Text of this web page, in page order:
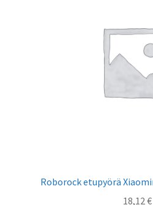
Roborock etupyörä
18,12€